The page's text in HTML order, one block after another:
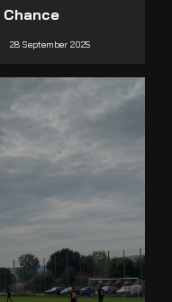
Chance
28 September 2025